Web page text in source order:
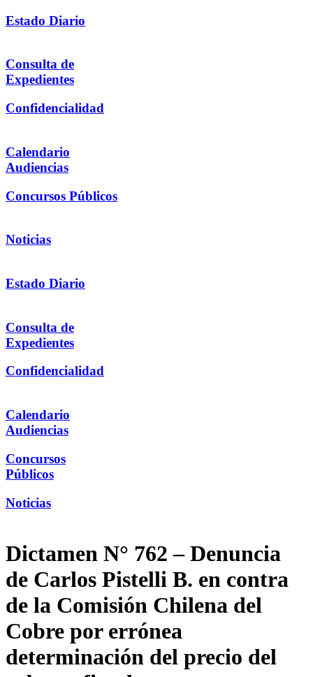
Estado Diario
Consulta de
Expedientes
Confidencialidad
Calendario
Audiencias
Concursos Públicos
Noticias
Estado Diario
Consulta de
Expedientes
Confidencialidad
Calendario
Audiencias
Concursos
Públicos
Noticias
Dictamen N° 762 – Denuncia
de Carlos Pistelli B. en contra
de la Comisión Chilena del
Cobre por errónea
determinación del precio del